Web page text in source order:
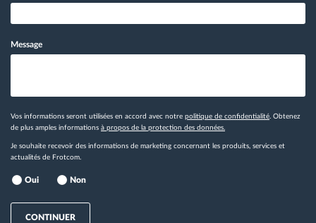
Message
Vos informations seront utilisées en accord avec notre politique de confidentialité. Obtenez
de plus amples informations à propos de la protection des données.
Je souhaite recevoir des informations de marketing concernant les produits, services et
actualités de Frotcom.
Oui Non
CONTINUER